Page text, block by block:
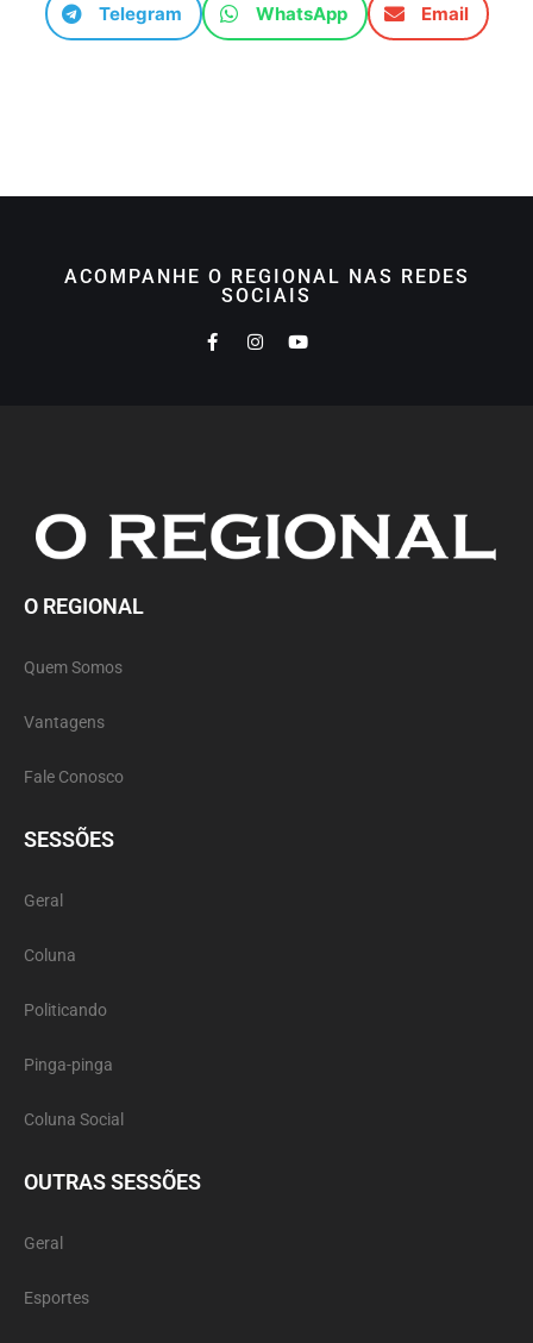
Telegram WhatsApp Email
ACOMPANHE O REGIONAL NAS REDES
SOCIAIS
O REGIONAL
Quem Somos
Vantagens
Fale Conosco
SESSÕES
Geral
Coluna
Politicando
Pinga-pinga
Coluna Social
OUTRAS SESSÕES
Geral
Esportes